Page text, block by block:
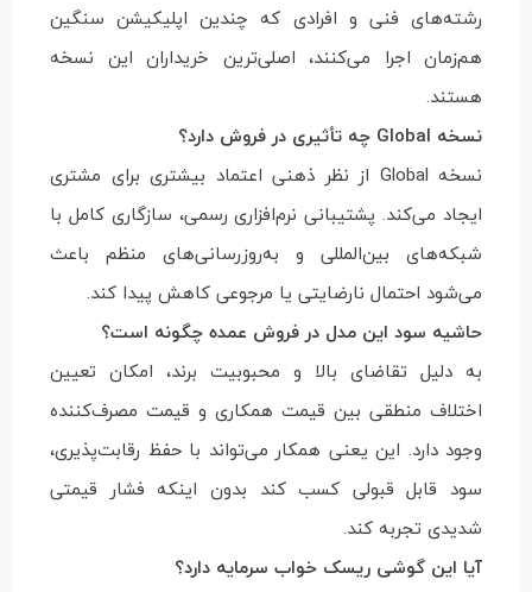
رشته‌های فنی و افرادی که چندین اپلیکیشن سنگین
هم‌زمان اجرا می‌کنند، اصلی‌ترین خریداران این نسخه
هستند.
نسخه Global چه تأثیری در فروش دارد؟
نسخه Global از نظر ذهنی اعتماد بیشتری برای مشتری
ایجاد می‌کند. پشتیبانی نرم‌افزاری رسمی، سازگاری کامل با
شبکه‌های بین‌المللی و به‌روزرسانی‌های منظم باعث
می‌شود احتمال نارضایتی یا مرجوعی کاهش پیدا کند.
حاشیه سود این مدل در فروش عمده چگونه است؟
به دلیل تقاضای بالا و محبوبیت برند، امکان تعیین
اختلاف منطقی بین قیمت همکاری و قیمت مصرف‌کننده
وجود دارد. این یعنی همکار می‌تواند با حفظ رقابت‌پذیری،
سود قابل قبولی کسب کند بدون اینکه فشار قیمتی
شدیدی تجربه کند.
آیا این گوشی ریسک خواب سرمایه دارد؟